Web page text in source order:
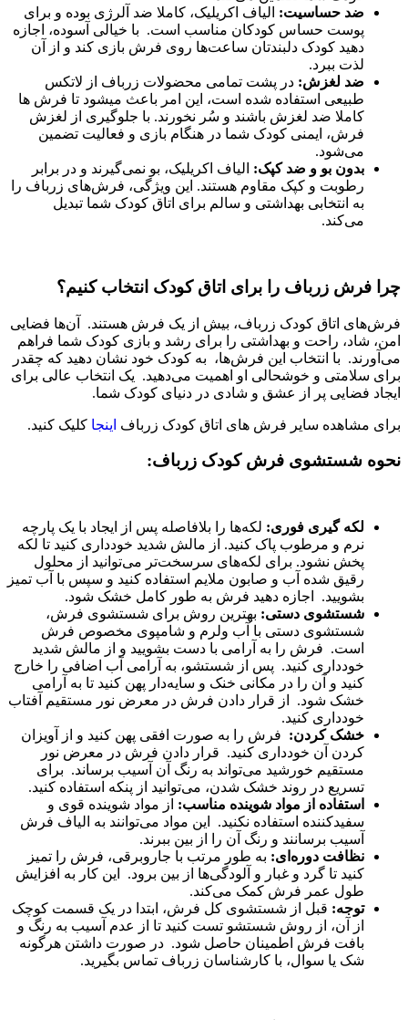
ضد حساسیت: الیاف اکریلیک، کاملا ضد آلرژی بوده و برای
پوست حساس کودکان مناسب است. با خیالی آسوده، اجازه
دهید کودک دلبندتان ساعت‌ها روی فرش بازی کند و از آن
لذت ببرد.
ضد لغزش: در پشت تمامی محضولات زرباف از لاتکس
طبیعی استفاده شده است، این امر باعث میشود تا فرش ها
کاملا ضد لغزش باشند و سُر نخورند. با جلوگیری از لغزش
فرش، ایمنی کودک شما در هنگام بازی و فعالیت تضمین
می‌شود.
بدون بو و ضد کپک: الیاف اکریلیک، بو نمی‌گیرند و در برابر
رطوبت و کپک مقاوم هستند. این ویژگی، فرش‌های زرباف را
به انتخابی بهداشتی و سالم برای اتاق کودک شما تبدیل
می‌کند.
چرا فرش زرباف را برای اتاق کودک انتخاب کنیم؟
فرش‌های اتاق کودک زرباف، بیش از یک فرش هستند. آن‌ها فضایی
امن، شاد، راحت و بهداشتی را برای رشد و بازی کودک شما فراهم
می‌آورند. با انتخاب این فرش‌ها، به کودک خود نشان دهید که چقدر
برای سلامتی و خوشحالی او اهمیت می‌دهید. یک انتخاب عالی برای
ایجاد فضایی پر از عشق و شادی در دنیای کودک شما.
برای مشاهده سایر فرش های اتاق کودک زرباف اینجا کلیک کنید.
نحوه شستشوی فرش کودک زرباف:
لکه گیری فوری: لکه‌ها را بلافاصله پس از ایجاد با یک پارچه
نرم و مرطوب پاک کنید. از مالش شدید خودداری کنید تا لکه
پخش نشود. برای لکه‌های سرسخت‌تر می‌توانید از محلول
رقیق شده آب و صابون ملایم استفاده کنید و سپس با آب تمیز
بشویید. اجازه دهید فرش به طور کامل خشک شود.
شستشوی دستی: بهترین روش برای شستشوی فرش،
شستشوی دستی با آب ولرم و شامپوی مخصوص فرش
است. فرش را به آرامی با دست بشویید و از مالش شدید
خودداری کنید. پس از شستشو، به آرامی آب اضافی را خارج
کنید و آن را در مکانی خنک و سایه‌دار پهن کنید تا به آرامی
خشک شود. از قرار دادن فرش در معرض نور مستقیم آفتاب
خودداری کنید.
خشک کردن: فرش را به صورت افقی پهن کنید و از آویزان
کردن آن خودداری کنید. قرار دادن فرش در معرض نور
مستقیم خورشید می‌تواند به رنگ آن آسیب برساند. برای
تسریع در روند خشک شدن، می‌توانید از پنکه استفاده کنید.
استفاده از مواد شوینده مناسب: از مواد شوینده قوی و
سفیدکننده استفاده نکنید. این مواد می‌توانند به الیاف فرش
آسیب برسانند و رنگ آن را از بین ببرند.
نظافت دوره‌ای: به طور مرتب با جاروبرقی، فرش را تمیز
کنید تا گرد و غبار و آلودگی‌ها از بین برود. این کار به افزایش
طول عمر فرش کمک می‌کند.
توجه: قبل از شستشوی کل فرش، ابتدا در یک قسمت کوچک
از آن، از روش شستشو تست کنید تا از عدم آسیب به رنگ و
بافت فرش اطمینان حاصل شود. در صورت داشتن هرگونه
شک یا سوال، با کارشناسان زرباف تماس بگیرید.